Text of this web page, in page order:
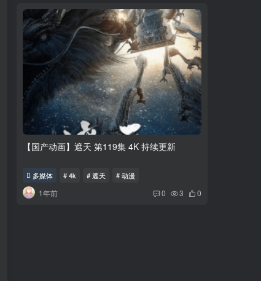
【国产动画】遮天 第119集 4K 持续更新
多媒体 # 4k # 遮天 # 动漫
1年前 0 3 0